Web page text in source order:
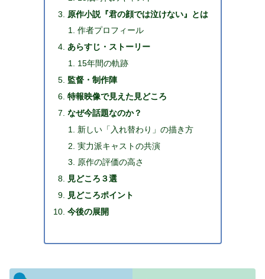
原作小説『君の顔では泣けない』とは
作者プロフィール
あらすじ・ストーリー
15年間の軌跡
監督・制作陣
特報映像で見えた見どころ
なぜ今話題なのか？
新しい「入れ替わり」の描き方
実力派キャストの共演
原作の評価の高さ
見どころ３選
見どころポイント
今後の展開